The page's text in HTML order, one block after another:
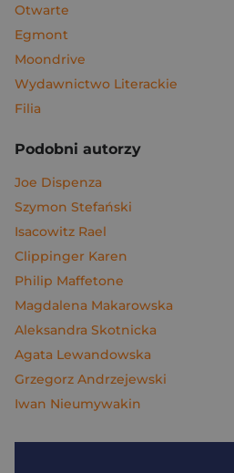
Otwarte
Egmont
Moondrive
Wydawnictwo Literackie
Filia
Podobni autorzy
Joe Dispenza
Szymon Stefański
Isacowitz Rael
Clippinger Karen
Philip Maffetone
Magdalena Makarowska
Aleksandra Skotnicka
Agata Lewandowska
Grzegorz Andrzejewski
Iwan Nieumywakin